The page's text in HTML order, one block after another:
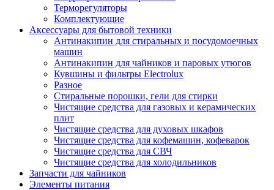
Терморегуляторы
Комплектующие
Аксессуары для бытовой техники
Антинакипин для стиральных и посудомоечных
машин
Антинакипин для чайников и паровых утюгов
Кувшины и фильтры Electrolux
Разное
Стиральные порошки, гели для стирки
Чистящие средства для газовых и керамических
плит
Чистящие средства для духовых шкафов
Чистящие средства для кофемашин, кофеварок
Чистящие средства для СВЧ
Чистящие средства для холодильников
Запчасти для чайников
Элементы питания